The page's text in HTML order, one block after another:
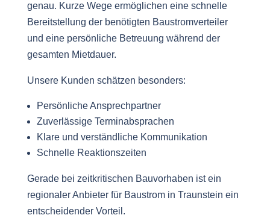
genau. Kurze Wege ermöglichen eine schnelle
Bereitstellung der benötigten Baustromverteiler
und eine persönliche Betreuung während der
gesamten Mietdauer.
Unsere Kunden schätzen besonders:
Persönliche Ansprechpartner
Zuverlässige Terminabsprachen
Klare und verständliche Kommunikation
Schnelle Reaktionszeiten
Gerade bei zeitkritischen Bauvorhaben ist ein
regionaler Anbieter für Baustrom in Traunstein ein
entscheidender Vorteil.